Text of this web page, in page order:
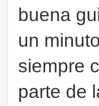
buena
un
siempre
parte de